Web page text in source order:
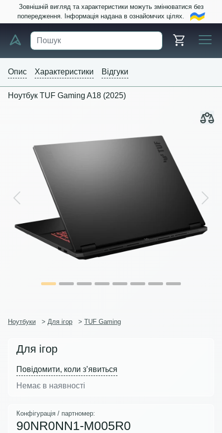
Зовнішній вигляд та характеристики можуть змінюватися без
попередження. Інформація надана в ознайомчих цілях.
Опис Характеристики Відгуки
Ноутбук TUF Gaming A18 (2025)
Previous Next
Ноутбуки > Для ігор > TUF Gaming
Для ігор
Повідомити, коли з’явиться
Немає в наявності
Конфігурація / партномер:
90NR0NN1-M005R0